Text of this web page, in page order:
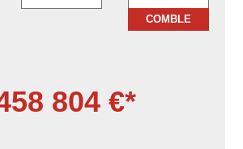
COMBLE
804 €*